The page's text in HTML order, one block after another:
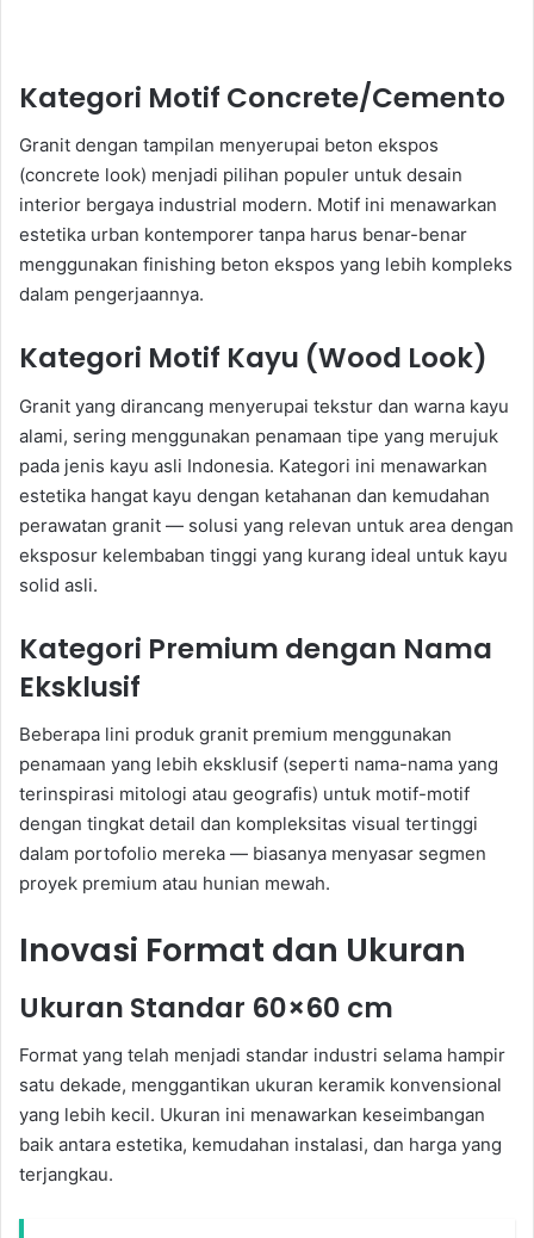
Kategori Motif Concrete/Cemento
Granit dengan tampilan menyerupai beton ekspos
(concrete look) menjadi pilihan populer untuk desain
interior bergaya industrial modern. Motif ini menawarkan
estetika urban kontemporer tanpa harus benar-benar
menggunakan finishing beton ekspos yang lebih kompleks
dalam pengerjaannya.
Kategori Motif Kayu (Wood Look)
Granit yang dirancang menyerupai tekstur dan warna kayu
alami, sering menggunakan penamaan tipe yang merujuk
pada jenis kayu asli Indonesia. Kategori ini menawarkan
estetika hangat kayu dengan ketahanan dan kemudahan
perawatan granit — solusi yang relevan untuk area dengan
eksposur kelembaban tinggi yang kurang ideal untuk kayu
solid asli.
Kategori Premium dengan Nama
Eksklusif
Beberapa lini produk granit premium menggunakan
penamaan yang lebih eksklusif (seperti nama-nama yang
terinspirasi mitologi atau geografis) untuk motif-motif
dengan tingkat detail dan kompleksitas visual tertinggi
dalam portofolio mereka — biasanya menyasar segmen
proyek premium atau hunian mewah.
Inovasi Format dan Ukuran
Ukuran Standar 60×60 cm
Format yang telah menjadi standar industri selama hampir
satu dekade, menggantikan ukuran keramik konvensional
yang lebih kecil. Ukuran ini menawarkan keseimbangan
baik antara estetika, kemudahan instalasi, dan harga yang
terjangkau.